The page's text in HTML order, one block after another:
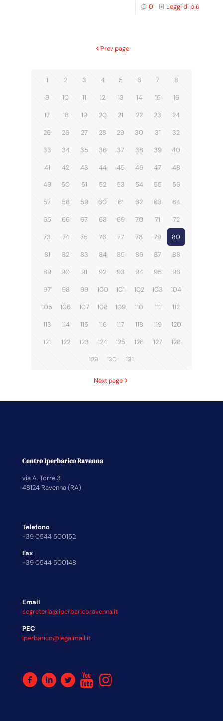
0 Leggi di più
Prev page
1 2 3 4 5 6 7 8
9 10 11 12 13 14 15 16
17 18 19 20 21 22 23 24
25 26 27 28 29 30 31 32
33 34 35 36 37 38 39 40
41 42 43 44 45 46 47 48
49 50 51 52 53 54 55 56
57 58 59 60 61 62 63 64
65 66 67 68 69 70 71 72
73 74 75 76 77 78 79 80
81 82 83 84 85 86 87 88
89 90 91 92 93 94 95 96
97 98 99 100 101 102 103 104
105 106 107 108 109 110 111 112
113 114 115 116 117 118 119 120
121 122 123 124 125 126 127 128
129 130 131
Next page
Centro Iperbarico Ravenna
via A. Torre 3
48124 Ravenna (RA)
Telefono
+39 0544 500152
Fax
+39 0544 500148
Email
segreteria@iperbaricoravenna.it
PEC
iperbarico@legalmail.it